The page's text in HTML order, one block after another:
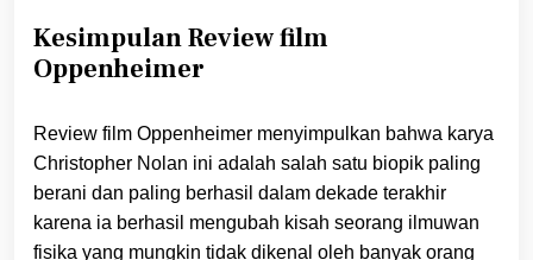
Kesimpulan Review film
Oppenheimer
Review film Oppenheimer menyimpulkan bahwa karya
Christopher Nolan ini adalah salah satu biopik paling
berani dan paling berhasil dalam dekade terakhir
karena ia berhasil mengubah kisah seorang ilmuwan
fisika yang mungkin tidak dikenal oleh banyak orang